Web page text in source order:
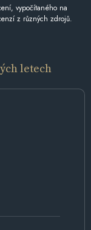
vypočítaného na
z různých zdrojů.
letech